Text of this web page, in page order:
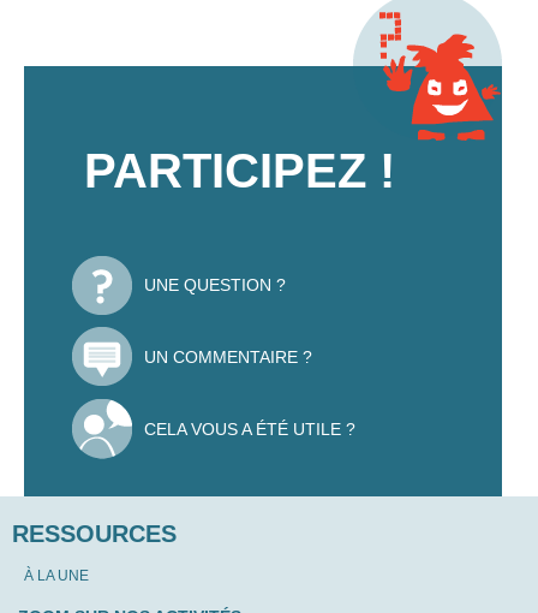
PARTICIPEZ !
UNE QUESTION ?
UN COMMENTAIRE ?
CELA VOUS A ÉTÉ UTILE ?
RESSOURCES
À LA UNE